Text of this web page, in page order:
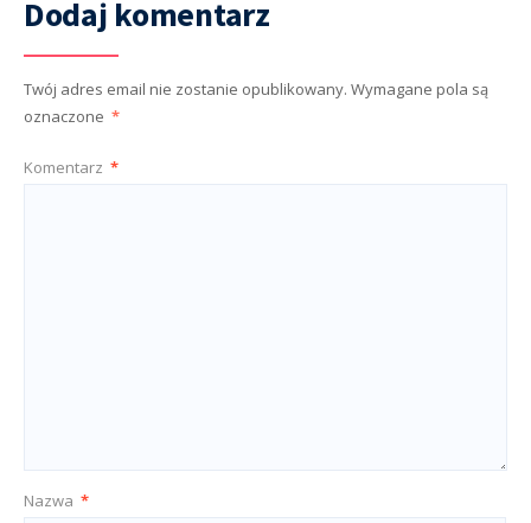
Dodaj komentarz
Twój adres email nie zostanie opublikowany. Wymagane pola są
oznaczone *
Komentarz *
Nazwa *